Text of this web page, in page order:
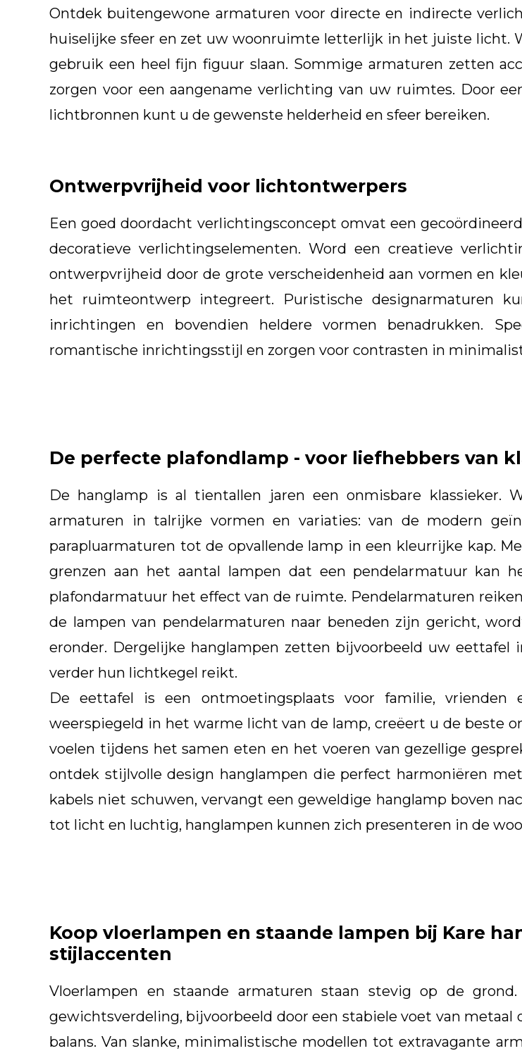
Ontdek buitengewone armaturen voor directe en indirecte
huiselijke sfeer en zet uw woonruimte letterlijk in het juiste licht.
gebruik een heel fijn figuur slaan. Sommige armaturen zetten
zorgen voor een aangename verlichting van uw ruimtes. Door
lichtbronnen kunt u de gewenste helderheid en sfeer bereiken.
Ontwerpvrijheid voor lichtontwerpers
Een goed doordacht verlichtingsconcept omvat een
decoratieve verlichtingselementen. Word een creatieve
ontwerpvrijheid door de grote verscheidenheid aan vormen en
het ruimteontwerp integreert. Puristische designarmaturen
inrichtingen en bovendien heldere vormen benadrukken.
romantische inrichtingsstijl en zorgen voor contrasten in
De perfecte plafondlamp - voor liefhebbers van
De hanglamp is al tientallen jaren een onmisbare klassieker.
armaturen in talrijke vormen en variaties: van de modern
parapluarmaturen tot de opvallende lamp in een kleurrijke kap.
grenzen aan het aantal lampen dat een pendelarmatuur kan
plafondarmatuur het effect van de ruimte. Pendelarmaturen
de lampen van pendelarmaturen naar beneden zijn gericht,
eronder. Dergelijke hanglampen zetten bijvoorbeeld uw
verder hun lichtkegel reikt.
De eettafel is een ontmoetingsplaats voor familie, vrienden
weerspiegeld in het warme licht van de lamp, creëert u de beste
voelen tijdens het samen eten en het voeren van gezellige
ontdek stijlvolle design hanglampen die perfect harmoniëren
kabels niet schuwen, vervangt een geweldige hanglamp boven
tot licht en luchtig, hanglampen kunnen zich presenteren in de
Koop vloerlampen en staande lampen bij Kare
stijlaccenten
Vloerlampen en staande armaturen staan stevig op de
gewichtsverdeling, bijvoorbeeld door een stabiele voet van
balans. Van slanke, minimalistische modellen tot extravagante